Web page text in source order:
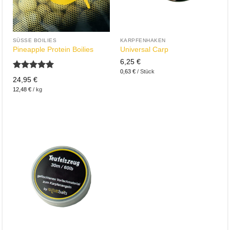
SÜSSE BOILIES
Pineapple Protein Boilies
Bewertet
mit5.00
von 5
24,95 €
12,48 €/ kg
KARPFENHAKEN
Universal Carp
6,25 €
0,63 €/ Stück